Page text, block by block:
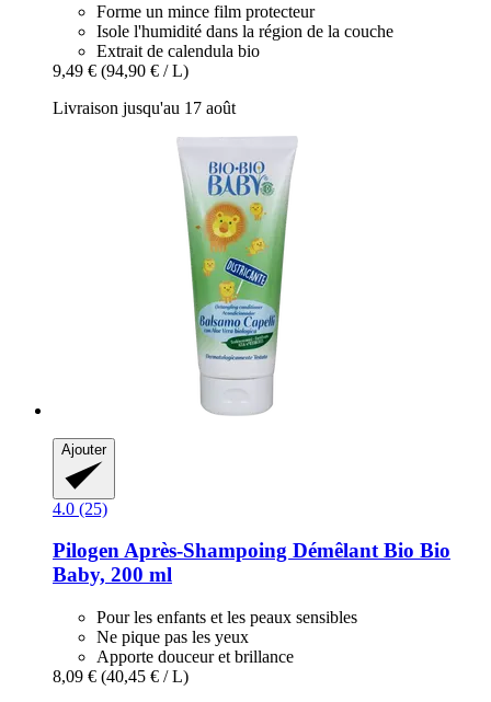
Forme un mince film protecteur
Isole l'humidité dans la région de la couche
Extrait de calendula bio
9,49 € (94,90 € / L)
Livraison jusqu'au 17 août
Ajouter
4.0 (25)
PilogenAprès-​Shampoing Démêlant Bio Bio
Baby, 200 ml
Pour les enfants et les peaux sensibles
Ne pique pas les yeux
Apporte douceur et brillance
8,09 € (40,45 € / L)